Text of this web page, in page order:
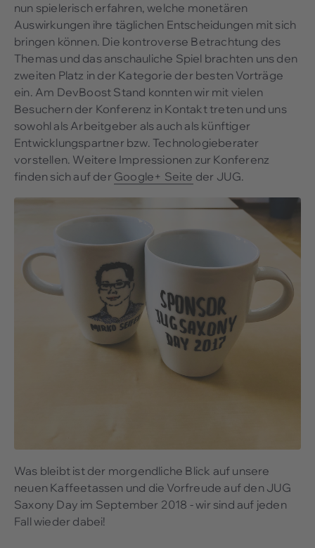
nun spielerisch erfahren, welche monetären
Auswirkungen ihre täglichen Entscheidungen mit sich
bringen können. Die kontroverse Betrachtung des
Themas und das anschauliche Spiel brachten uns den
zweiten Platz in der Kategorie der besten Vorträge
ein. Am DevBoost Stand konnten wir mit vielen
Besuchern der Konferenz in Kontakt treten und uns
sowohl als Arbeitgeber als auch als künftiger
Entwicklungspartner bzw. Technologieberater
vorstellen. Weitere Impressionen zur Konferenz
finden sich auf der Google+ Seite der JUG.
Was bleibt ist der morgendliche Blick auf unsere
neuen Kaffeetassen und die Vorfreude auf den JUG
Saxony Day im September 2018 - wir sind auf jeden
Fall wieder dabei!